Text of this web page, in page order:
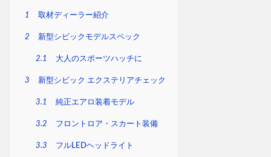
1 取材ディーラー紹介
2 新型シビックモデルスペック
2.1 大人のスポーツハッチに
3 新型シビック エクステリアチェック
3.1 純正エアロ装着モデル
3.2 フロントロア・スカート装備
3.3 フルLEDヘッドライト